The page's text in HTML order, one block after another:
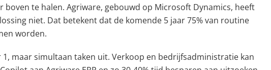
boven te halen. Agriware, gebouwd op Microsoft Dynamics, heeft
niet. Dat betekent dat de komende 5 jaar 75% van routine
worden.
maar simultaan taken uit. Verkoop en bedrijfsadministratie kan